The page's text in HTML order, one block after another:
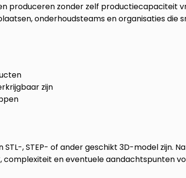
produceren zonder zelf productiecapaciteit
onderhoudsteams en organisaties die
zijn
, STEP- of ander geschikt 3D-model zijn.
en eventuele aandachtspunten